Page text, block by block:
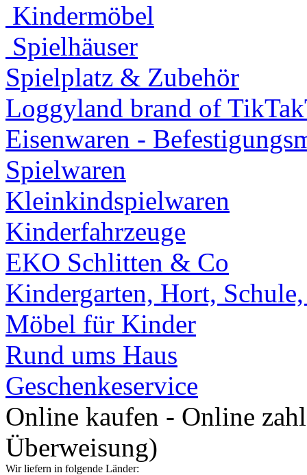
Kindermöbel
Spielhäuser
Spielplatz & Zubehör
Loggyland brand of
Eisenwaren -
Spielwaren
Kleinkindspielwaren
Kinderfahrzeuge
EKO Schlitten & Co
Kindergarten, Hort,
Möbel für Kinder
Rund ums Haus
Geschenkeservice
Online kaufen - Online
Überweisung)
Wir liefern in folgende Länder: